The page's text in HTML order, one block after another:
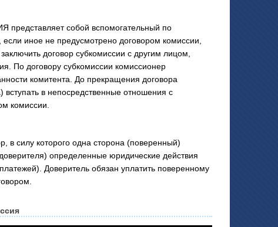
собой вспомогательный по
иное не предусмотрено договором комиссии,
договор субкомиссии с другим лицом,
По договору субкомиссии комиссионер
комитента. До прекращения договора
вступать в непосредственные отношения с
комиссии.
в силу которого одна сторона (поверенный)
определенные юридические действия
Доверитель обязан уплатить поверенному